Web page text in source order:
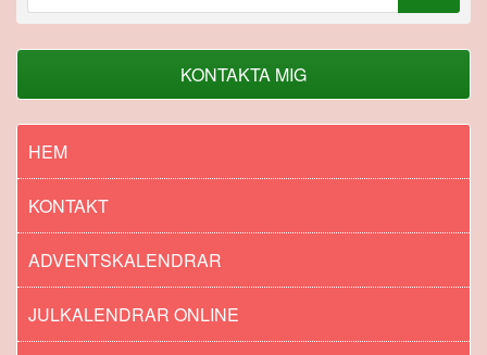
efter:
KONTAKTA MIG
HEM
KONTAKT
ADVENTSKALENDRAR
JULKALENDRAR ONLINE